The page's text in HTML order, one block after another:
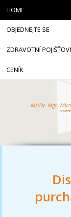
HOME
OBJEDNEJTE SE
ZDRAVOTNÍ
CENÍK